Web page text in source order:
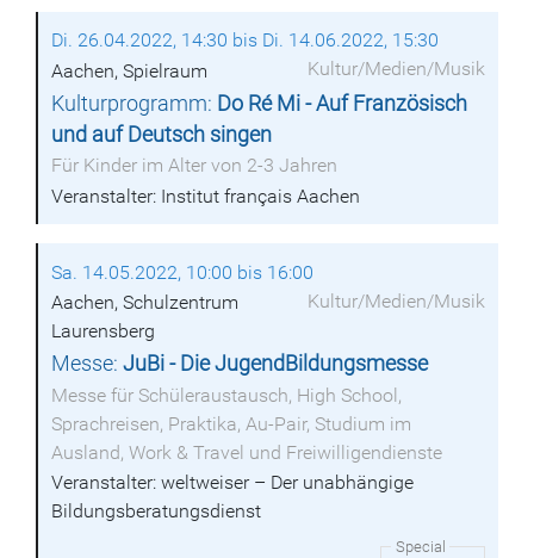
Di. 26.04.2022, 14:30 bis Di. 14.06.2022, 15:30
Kultur/Medien/Musik
Aachen, Spielraum
Kulturprogramm: Do Ré Mi - Auf Französisch
und auf Deutsch singen
Für Kinder im Alter von 2-3 Jahren
Veranstalter: Institut français Aachen
Sa. 14.05.2022, 10:00 bis 16:00
Kultur/Medien/Musik
Aachen, Schulzentrum
Laurensberg
Messe:JuBi - Die JugendBildungsmesse
Messe für Schüleraustausch, High School,
Sprachreisen, Praktika, Au-Pair, Studium im
Ausland, Work & Travel und Freiwilligendienste
Veranstalter: weltweiser – Der unabhängige
Bildungsberatungsdienst
Special